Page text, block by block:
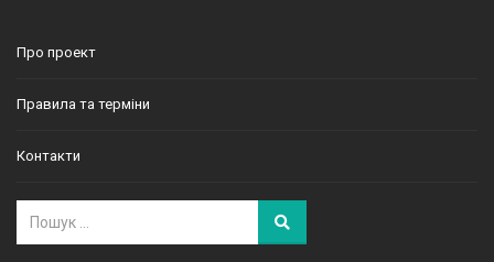
Про проект
Правила та терміни
Контакти